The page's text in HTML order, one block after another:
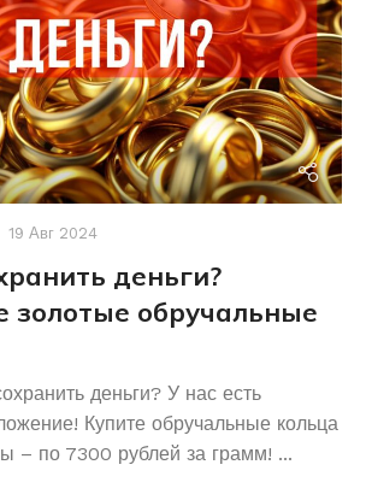
ПИТАНИЕ От сети
19 Авг 2024
деньги?
золотые обручальные
деньги? У нас есть
Купите обручальные кольца
– по 7300 рублей за грамм! ...